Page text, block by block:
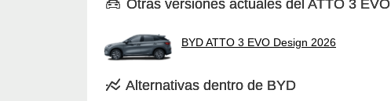
Otras versiones actuales del ATTO 3 EVO
BYD ATTO 3 EVO Design 2026
Alternativas dentro de BYD